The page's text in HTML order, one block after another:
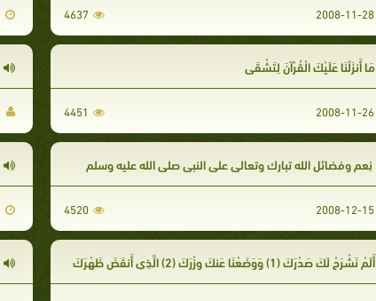
2008-11-28
4637
مَا أَنزَلْنَا عَلَيْكَ الْقُرْآنَ لِتَشْقَى
2008-11-26
4451
نِعم وفضائل الله تبارك وتعالي علي النبي صلى الله عليه وسلم
2008-12-15
4520
أَلَمْ نَشْرَحْ لَكَ صَدْرَكَ (1) وَوَضَعْنَا عَنكَ وِزْرَكَ (2) الَّذِي أَنقَضَ ظَهْرَكَ